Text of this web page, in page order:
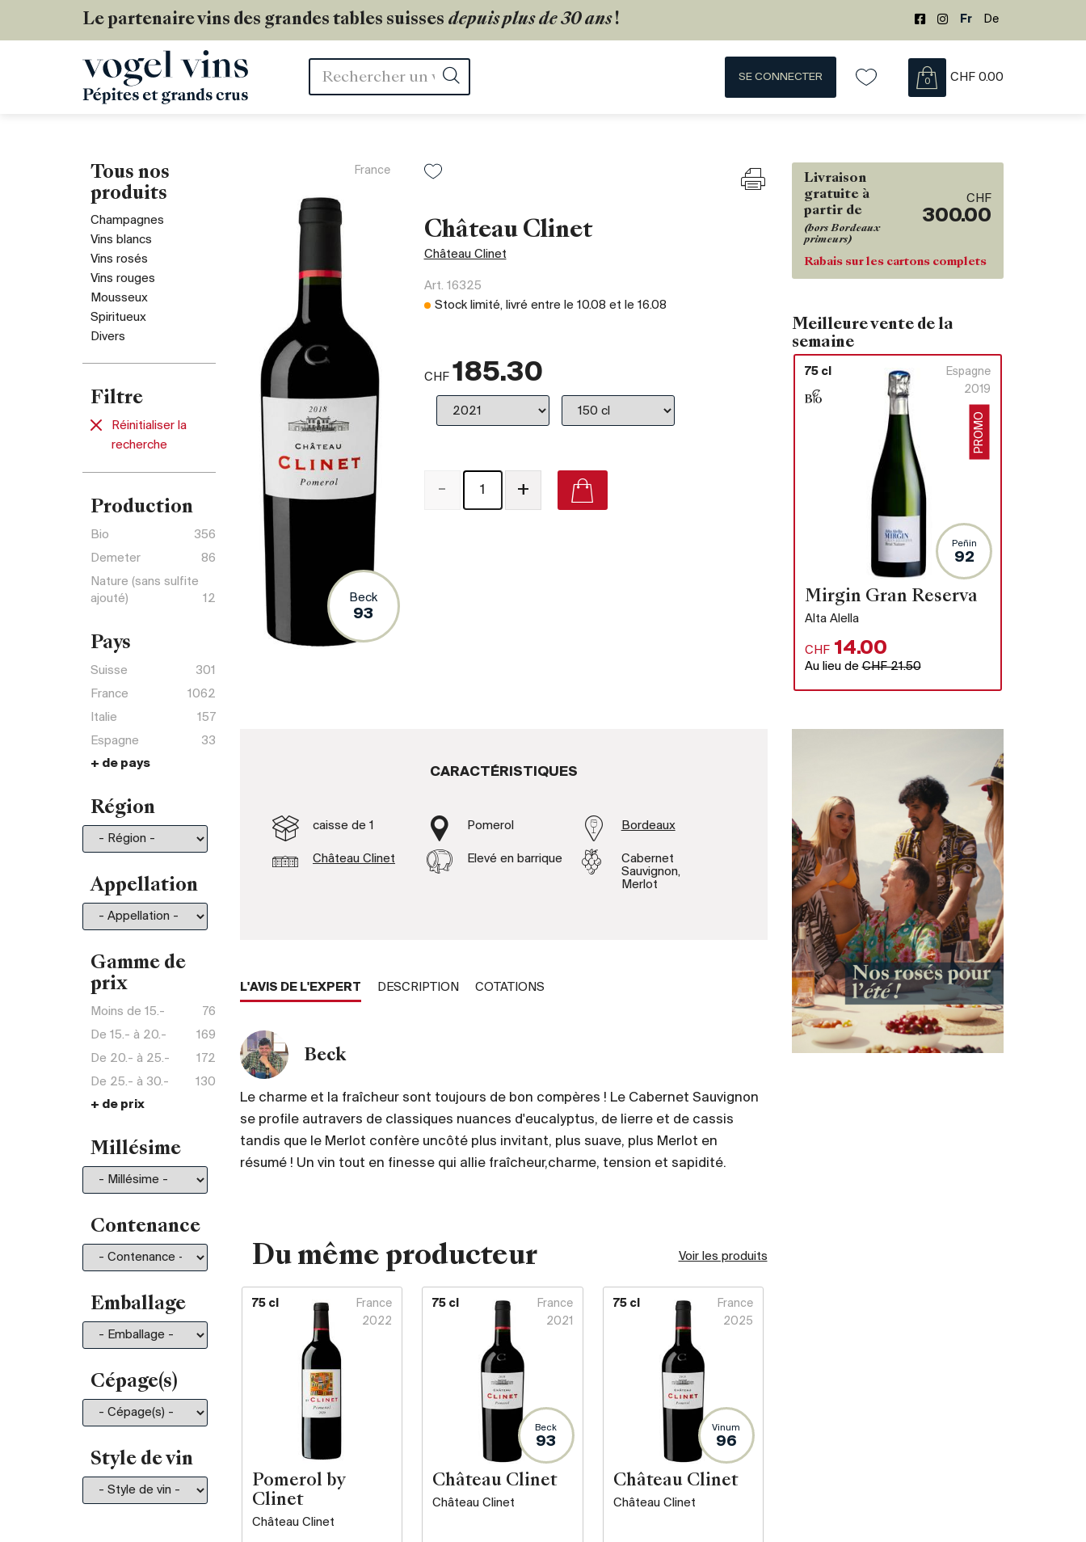
Le partenaire vins des grandes tables suisses depuis plus de 30 ans! Fr De
Mots
SE CONNECTER 0 CHF 0.00
Tous nos
produits
Champagnes
Vins blancs
Vins rosés
Vins rouges
Mousseux
Spiritueux
Divers
Filtre
Réinitialiser la
recherche
Production
Bio
356
Demeter
86
Nature (sans sulfite
ajouté)
12
Pays
Suisse
301
France
1062
Italie
157
Espagne
33
Afrique du Sud
Australie
Autriche
Etats-Unis
Hongrie
Liban
18
Nouvelle Zélande
Portugal
+ de pays
Région
Appellation
Gamme de
prix
Moins de 15.-
76
De 15.- à 20.-
169
De 20.- à 25.-
172
De 25.- à 30.-
130
De 30.- à 35.-
De 50.- à 75.-
De 75.- à 100.-
130
De 150.- à 200.-
Plus de 200.-
210
+ de prix
Millésime
Contenance
Emballage
Cépage(s)
Style de vin
France
Beck
93
Château Clinet
Château Clinet
Art. 16325
Stock limité, livré entre le 10.08 et le 16.08
CHF 185.30
- +
CARACTÉRISTIQUES
caisse de 1 Pomerol Bordeaux
Château Clinet Elevé en barrique
Cabernet
Sauvignon,
Merlot
L'AVIS DE L'EXPERT DESCRIPTION COTATIONS
Beck
Le charme et la fraîcheur sont toujours de bon compères ! Le Cabernet Sauvignon
se profile autravers de classiques nuances d'eucalyptus, de lierre et de cassis
tandis que le Merlot confère uncôté plus invitant, plus suave, plus Merlot en
résumé ! Un vin tout en finesse qui allie fraîcheur,charme, tension et sapidité.
Du même producteur Voir les produits
75 cl
France
2022
Pomerol by
Clinet
Château Clinet
75 cl
France
2021
Beck
93
Château Clinet
Château Clinet
75 cl
France
2025
Vinum
96
Château Clinet
Château Clinet
Livraison
gratuite à
partir de
(hors Bordeaux
primeurs)
CHF
300.00
Rabais sur les cartons complets
Meilleure vente de la
semaine
75 cl
Espagne
2019
PROMO
Peñin
92
Mirgin Gran Reserva
Alta Alella
CHF 14.00
Au lieu deCHF 21.50